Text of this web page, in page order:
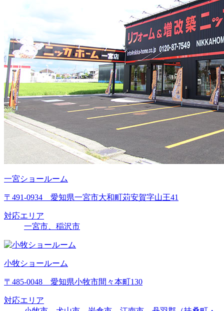
一宮ショールーム
〒491-0934 愛知県一宮市大和町苅安賀字山王41
対応エリア
一宮市、稲沢市
小牧ショールーム
〒485-0048 愛知県小牧市間々本町130
対応エリア